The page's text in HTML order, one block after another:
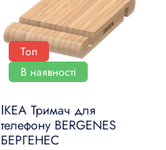
Топ
В наявності
ІКЕА Тримач для
телефону BERGENES
БЕРГЕНЕС